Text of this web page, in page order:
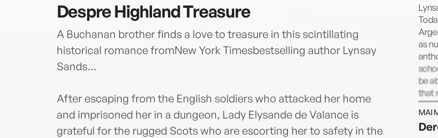
DespreHighland Treasure
A Buchanan brother finds a love to treasure in this scintillating
historical romance fromNew York Timesbestselling author Lynsay
Sands…
After escaping from the English soldiers who attacked her home
and imprisoned her in a dungeon, Lady Elysande de Valance is
grateful for the rugged Scots who are escorting her to safety in the
as
be
that
just
MAI